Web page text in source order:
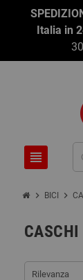
Italia in
view_headline
chevron_right BICI chevron_right
Rilevanza